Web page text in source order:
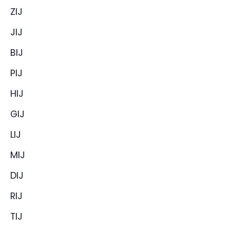
ZIJ
JIJ
BIJ
PIJ
HIJ
GIJ
LIJ
MIJ
DIJ
RIJ
TIJ